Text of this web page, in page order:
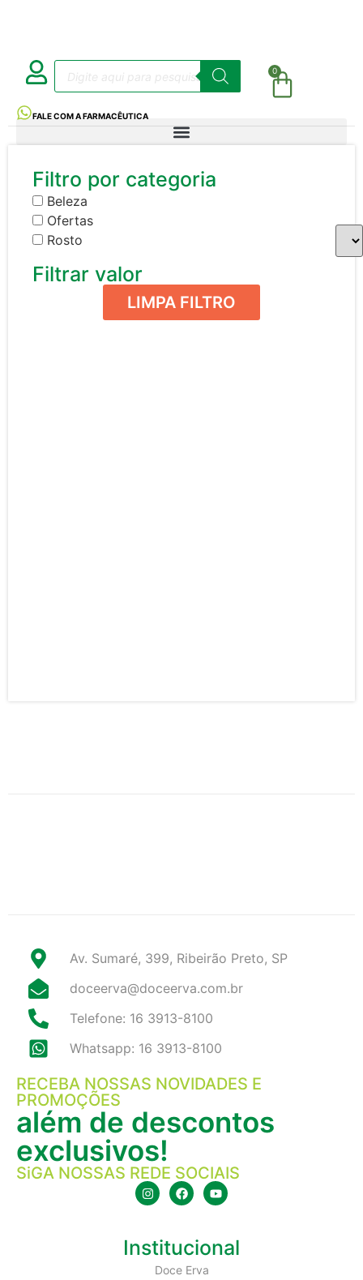
0
FALE COM A FARMACÊUTICA
Filtro por categoria
Beleza
Ofertas
Rosto
Filtrar valor
LIMPA FILTRO
Av. Sumaré, 399, Ribeirão Preto, SP
doceerva@doceerva.com.br
Telefone: 16 3913-8100
Whatsapp: 16 3913-8100
RECEBA NOSSAS NOVIDADES E
PROMOÇÕES
além de descontos
exclusivos!
SiGA NOSSAS REDE SOCIAIS
Institucional
Doce Erva